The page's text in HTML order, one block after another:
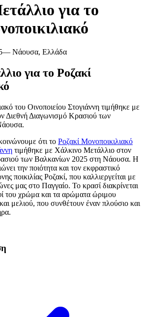
για το
— Νάουσα, Ελλάδα
για το Ροζακί
του Οινοποιείου Στογιάννη τιμήθηκε με
Διεθνή Διαγωνισμό Κρασιού των
ότι το Ροζακί Μονοποικιλιακό
τιμήθηκε με Χάλκινο Μετάλλιο στον
των Βαλκανίων 2025 στη Νάουσα. Η
την ποιότητα και τον εκφραστικό
ποικιλίας Ροζακί, που καλλιεργείται με
μας στο Παγγαίο. Το κρασί διακρίνεται
του χρώμα και τα αρώματα ώριμου
μελιού, που συνθέτουν έναν πλούσιο και